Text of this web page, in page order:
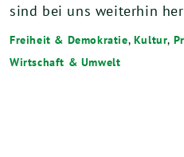
sind bei uns wei­ter­hin
Freiheit & Demokratie, Kultur,
Wirtschaft & Umwelt